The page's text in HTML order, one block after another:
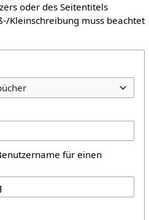
oder des Seitentitels
Kleinschreibung muss beachtet
für einen